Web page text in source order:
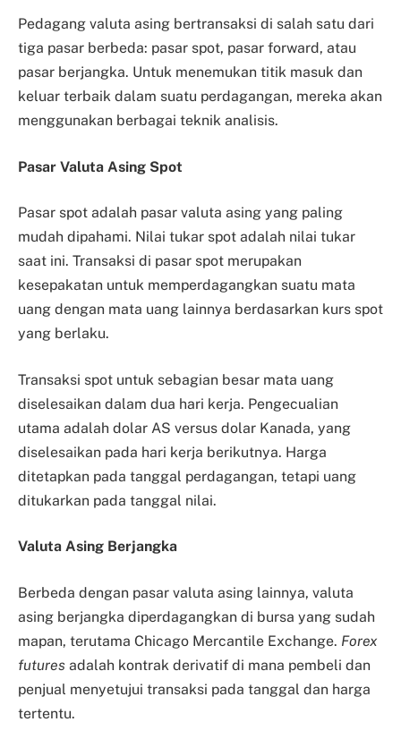
Pedagang valuta asing bertransaksi di salah satu dari
tiga pasar berbeda: pasar spot, pasar forward, atau
pasar berjangka. Untuk menemukan titik masuk dan
keluar terbaik dalam suatu perdagangan, mereka akan
menggunakan berbagai teknik analisis.
Pasar Valuta Asing Spot
Pasar spot adalah pasar valuta asing yang paling
mudah dipahami. Nilai tukar spot adalah nilai tukar
saat ini. Transaksi di pasar spot merupakan
kesepakatan untuk memperdagangkan suatu mata
uang dengan mata uang lainnya berdasarkan kurs spot
yang berlaku.
Transaksi spot untuk sebagian besar mata uang
diselesaikan dalam dua hari kerja. Pengecualian
utama adalah dolar AS versus dolar Kanada, yang
diselesaikan pada hari kerja berikutnya. Harga
ditetapkan pada tanggal perdagangan, tetapi uang
ditukarkan pada tanggal nilai.
Valuta Asing Berjangka
Berbeda dengan pasar valuta asing lainnya, valuta
asing berjangka diperdagangkan di bursa yang sudah
mapan, terutama Chicago Mercantile Exchange. Forex
futures adalah kontrak derivatif di mana pembeli dan
penjual menyetujui transaksi pada tanggal dan harga
tertentu.